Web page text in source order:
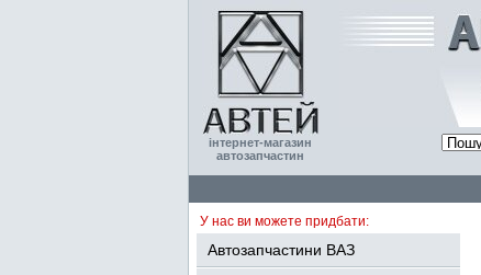
інтернет-магазин
автозапчастин
У нас ви можете придбати:
Автозапчастини ВАЗ